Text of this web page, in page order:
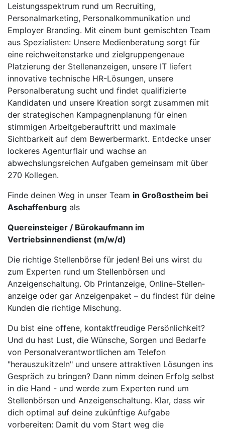
Leistungsspektrum rund um Recruiting,
Personalmarketing, Personalkommunikation und
Employer Branding. Mit einem bunt gemischten Team
aus Spezialisten: Unsere Medienberatung sorgt für
eine reichweitenstarke und zielgruppengenaue
Platzierung der Stellenanzeigen, unsere IT liefert
innovative technische HR-Lösungen, unsere
Personalberatung sucht und findet qualifizierte
Kandidaten und unsere Kreation sorgt zusammen mit
der strategischen Kampagnenplanung für einen
stimmigen Arbeitgeberauftritt und maximale
Sichtbarkeit auf dem Bewerbermarkt. Entdecke unser
lockeres Agenturflair und wachse an
abwechslungsreichen Aufgaben gemeinsam mit über
270 Kollegen.
Finde deinen Weg in unser Team in Großostheim bei
Aschaffenburg als
Quereinsteiger / Bürokaufmann im
Vertriebsinnendienst (m/w/d)
Die richtige Stellenbörse für jeden! Bei uns wirst du
zum Experten rund um Stellenbörsen und
Anzeigenschaltung. Ob Printanzeige, Online-Stellen­
anzeige oder gar Anzeigenpaket – du fin­dest für deine
Kunden die richtige Mischung.
Du bist eine offene, kontaktfreudige Persönlichkeit?
Und du hast Lust, die Wünsche, Sorgen und Bedarfe
von Personalverantwortlichen am Telefon
"herauszukitzeln" und unsere attraktiven Lösungen ins
Gespräch zu bringen? Dann nimm deinen Erfolg selbst
in die Hand - und werde zum Experten rund um
Stellenbörsen und Anzeigenschaltung. Klar, dass wir
dich optimal auf deine zukünftige Aufgabe
vorbereiten: Damit du vom Start weg die